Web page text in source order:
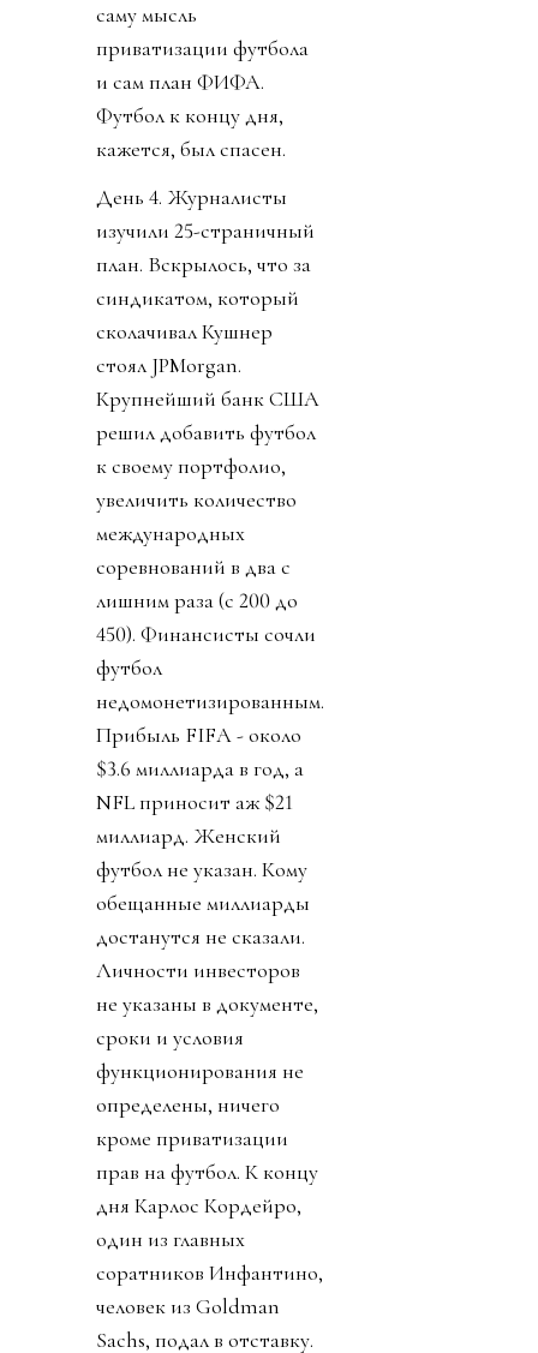
саму мысль
приватизации футбола
и сам план ФИФА.
Футбол к концу дня,
кажется, был спасен.
День 4. Журналисты
изучили 25-страничный
план. Вскрылось, что за
синдикатом, который
сколачивал Кушнер
стоял JPMorgan.
Крупнейший банк США
решил добавить футбол
к своему портфолио,
увеличить количество
международных
соревнований в два с
лишним раза (с 200 до
450). Финансисты сочли
футбол
недомонетизированным.
Прибыль FIFA - около
$3.6 миллиарда в год, а
NFL приносит аж $21
миллиард. Женский
футбол не указан. Кому
обещанные миллиарды
достанутся не сказали.
Личности инвесторов
не указаны в документе,
сроки и условия
функционирования не
определены, ничего
кроме приватизации
прав на футбол. К концу
дня Карлос Кордейро,
один из главных
соратников Инфантино,
человек из Goldman
Sachs, подал в отставку.